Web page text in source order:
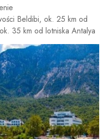
Beldibi, ok. 25 km od
35 km od lotniska Antalya